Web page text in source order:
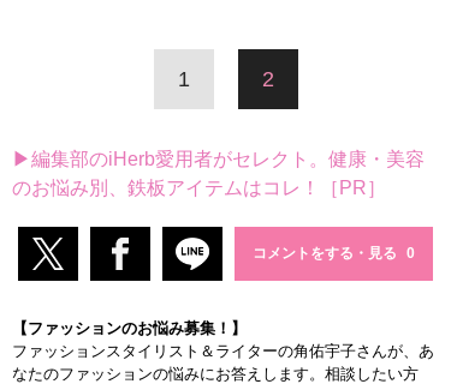
1 2
▶編集部のiHerb愛用者がセレクト。健康・美容
のお悩み別、鉄板アイテムはコレ！［PR］
コメントをする・見る
【ファッションのお悩み募集！】
ファッションスタイリスト＆ライターの角佑宇子さんが、あ
なたのファッションの悩みにお答えします。相談したい方